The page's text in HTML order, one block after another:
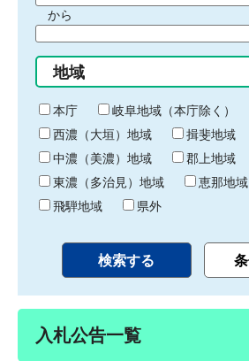
間
始
り
から
間
終
わ
り
地域
本庁
岐阜地域（本庁除く）
西濃（大垣）地域
揖斐地域
中濃（美濃）地域
郡上地域
東濃（多治見）地域
恵那地域
飛騨地域
県外
入札公告一覧